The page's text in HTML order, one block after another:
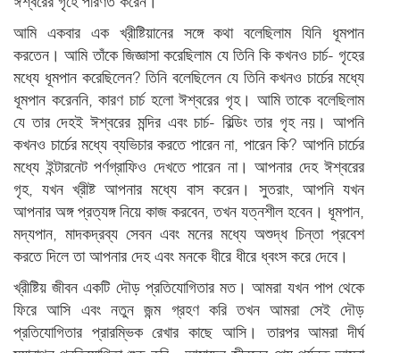
আমি একবার এক খ্রীষ্টিয়ানের সঙ্গে কথা বলেছিলাম যিনি ধূমপান
করতেন। আমি তাঁকে জিজ্ঞাসা করেছিলাম যে তিনি কি কখনও চার্চ- গৃহের
মধ্যে ধূমপান করেছিলেন? তিনি বলেছিলেন যে তিনি কখনও চার্চের মধ্যে
ধূমপান করেননি, কারণ চার্চ হলো ঈশ্বরের গৃহ। আমি তাকে বলেছিলাম
যে তার দেহই ঈশ্বরের মন্দির এবং চার্চ- বিল্ডিং তার গৃহ নয়। আপনি
কখনও চার্চের মধ্যে ব্যভিচার করতে পারেন না, পারেন কি? আপনি চার্চের
মধ্যে ইন্টারনেট পর্ণগ্রাফিও দেখতে পারেন না। আপনার দেহ ঈশ্বরের
গৃহ, যখন খ্রীষ্ট আপনার মধ্যে বাস করেন। সুতরাং, আপনি যখন
আপনার অঙ্গ প্রত্যঙ্গ নিয়ে কাজ করবেন, তখন যত্নশীল হবেন। ধূমপান,
মদ্যপান, মাদকদ্রব্য সেবন এবং মনের মধ্যে অশুদ্ধ চিন্তা প্রবেশ
করতে দিলে তা আপনার দেহ এবং মনকে ধীরে ধীরে ধ্বংস করে দেবে।
খ্রীষ্টিয় জীবন একটি দৌড় প্রতিযোগিতার মত। আমরা যখন পাপ থেকে
ফিরে আসি এবং নতুন জন্ম গ্রহণ করি তখন আমরা সেই দৌড়
প্রতিযোগিতার প্রারম্ভিক রেখার কাছে আসি। তারপর আমরা দীর্ঘ